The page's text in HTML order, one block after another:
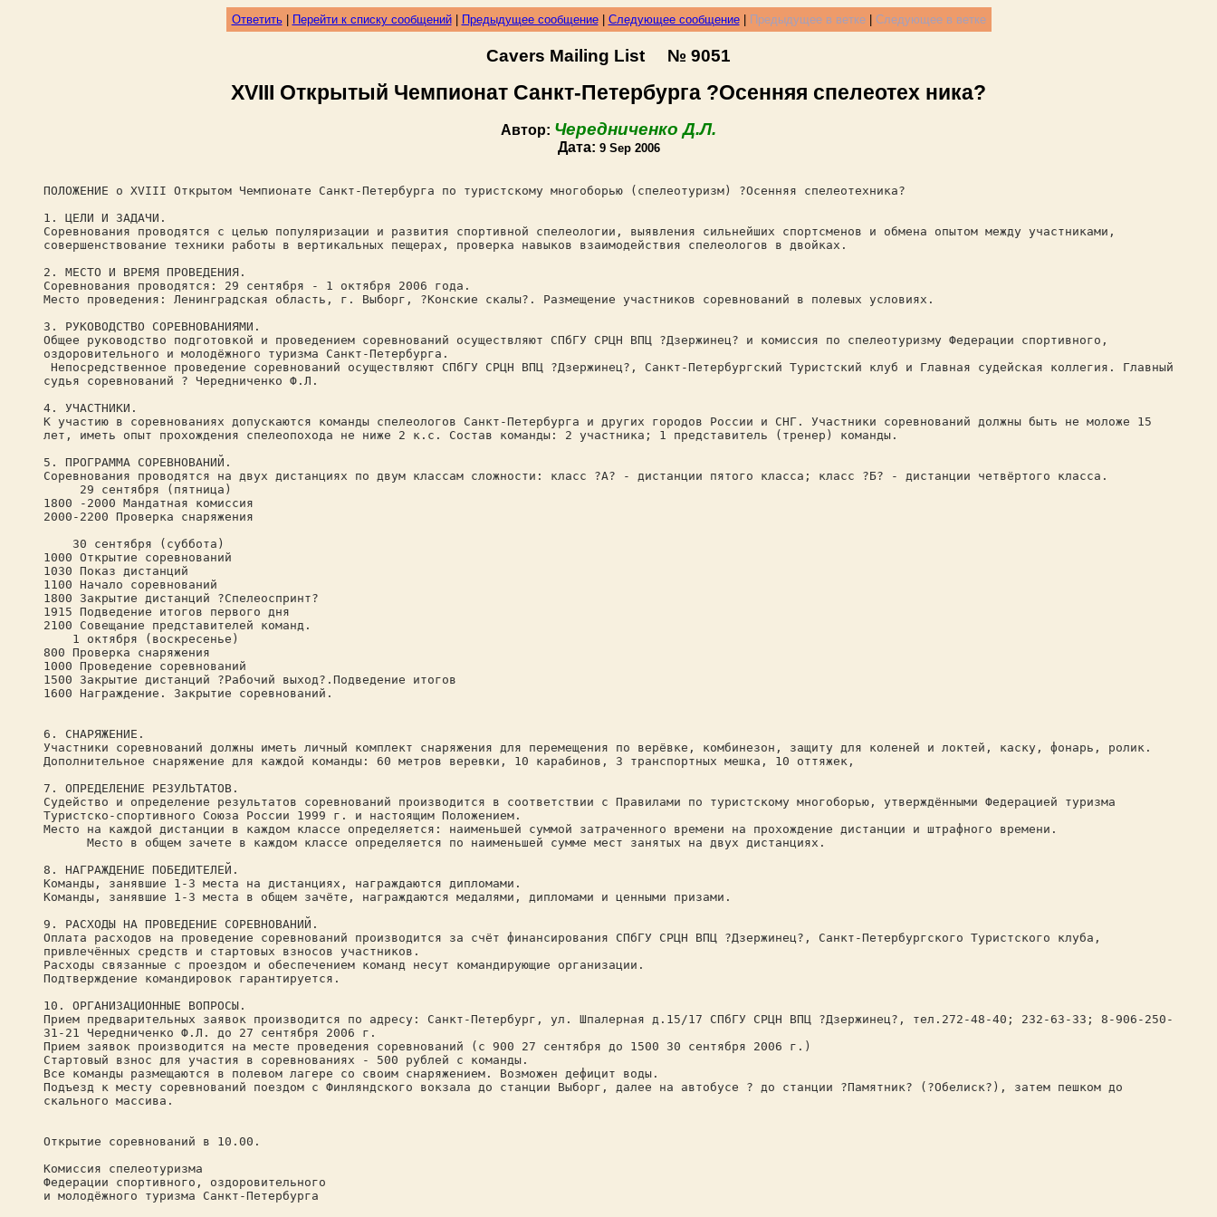
Ответить| Перейти к списку сообщений| Предыдущее сообщение| Следующее сообщение| Предыдущее в ветке| Следующее в ветке
Cavers Mailing List № 9051
XVIII Открытый Чемпионат Санкт-Петербурга ?Осенняя спелеотех ника?
Автор: Чередниченко Д.Л.
Дата: 9 Sep 2006
ПОЛОЖЕНИЕ о XVIII Открытом Чемпионате Санкт-Петербурга по туристскому многоборью (спелеотуризм) ?Осенняя спелеотехника?
1. ЦЕЛИ И ЗАДАЧИ.
Соревнования проводятся с целью популяризации и развития спортивной спелеологии, выявления сильнейших спортсменов и обмена опытом между участниками,
совершенствование техники работы в вертикальных пещерах, проверка навыков взаимодействия спелеологов в двойках.
2. МЕСТО И ВРЕМЯ ПРОВЕДЕНИЯ.
Соревнования проводятся: 29 сентября - 1 октября 2006 года.
Место проведения: Ленинградская область, г. Выборг, ?Конские скалы?. Размещение участников соревнований в полевых условиях.
3. РУКОВОДСТВО СОРЕВНОВАНИЯМИ.
Общее руководство подготовкой и проведением соревнований осуществляют СПбГУ СРЦН ВПЦ ?Дзержинец? и комиссия по спелеотуризму Федерации спортивного,
оздоровительного и молодёжного туризма Санкт-Петербурга.
Непосредственное проведение соревнований осуществляют СПбГУ СРЦН ВПЦ ?Дзержинец?, Санкт-Петербургский Туристский клуб и Главная судейская коллегия. Главный
судья соревнований ? Чередниченко Ф.Л.
4. УЧАСТНИКИ.
К участию в соревнованиях допускаются команды спелеологов Санкт-Петербурга и других городов России и СНГ. Участники соревнований должны быть не моложе 15
лет, иметь опыт прохождения спелеопохода не ниже 2 к.с. Состав команды: 2 участника; 1 представитель (тренер) команды.
5. ПРОГРАММА СОРЕВНОВАНИЙ.
Соревнования проводятся на двух дистанциях по двум классам сложности: класс ?А? - дистанции пятого класса; класс ?Б? - дистанции четвёртого класса.
29 сентября (пятница)
1800 -2000 Мандатная комиссия
2000-2200 Проверка снаряжения
30 сентября (суббота)
1000 Открытие соревнований
1030 Показ дистанций
1100 Начало соревнований
1800 Закрытие дистанций ?Спелеоспринт?
1915 Подведение итогов первого дня
2100 Совещание представителей команд.
1 октября (воскресенье)
800 Проверка снаряжения
1000 Проведение соревнований
1500 Закрытие дистанций ?Рабочий выход?.Подведение итогов
1600 Награждение. Закрытие соревнований.
6. СНАРЯЖЕНИЕ.
Участники соревнований должны иметь личный комплект снаряжения для перемещения по верёвке, комбинезон, защиту для коленей и локтей, каску, фонарь, ролик.
Дополнительное снаряжение для каждой команды: 60 метров веревки, 10 карабинов, 3 транспортных мешка, 10 оттяжек,
7. ОПРЕДЕЛЕНИЕ РЕЗУЛЬТАТОВ.
Судейство и определение результатов соревнований производится в соответствии с Правилами по туристскому многоборью, утверждёнными Федерацией туризма
Туристско-спортивного Союза России 1999 г. и настоящим Положением.
Место на каждой дистанции в каждом классе определяется: наименьшей суммой затраченного времени на прохождение дистанции и штрафного времени.
Место в общем зачете в каждом классе определяется по наименьшей сумме мест занятых на двух дистанциях.
8. НАГРАЖДЕНИЕ ПОБЕДИТЕЛЕЙ.
Команды, занявшие 1-3 места на дистанциях, награждаются дипломами.
Команды, занявшие 1-3 места в общем зачёте, награждаются медалями, дипломами и ценными призами.
9. РАСХОДЫ НА ПРОВЕДЕНИЕ СОРЕВНОВАНИЙ.
Оплата расходов на проведение соревнований производится за счёт финансирования СПбГУ СРЦН ВПЦ ?Дзержинец?, Санкт-Петербургского Туристского клуба,
привлечённых средств и стартовых взносов участников.
Расходы связанные с проездом и обеспечением команд несут командирующие организации.
Подтверждение командировок гарантируется.
10. ОРГАНИЗАЦИОННЫЕ ВОПРОСЫ.
Прием предварительных заявок производится по адресу: Санкт-Петербург, ул. Шпалерная д.15/17 СПбГУ СРЦН ВПЦ ?Дзержинец?, тел.272-48-40; 232-63-33; 8-906-250-
31-21 Чередниченко Ф.Л. до 27 сентября 2006 г.
Прием заявок производится на месте проведения соревнований (с 900 27 сентября до 1500 30 сентября 2006 г.)
Стартовый взнос для участия в соревнованиях - 500 рублей с команды.
Все команды размещаются в полевом лагере со своим снаряжением. Возможен дефицит воды.
Подъезд к месту соревнований поездом с Финляндского вокзала до станции Выборг, далее на автобусе ? до станции ?Памятник? (?Обелиск?), затем пешком до
скального массива.
Открытие соревнований в 10.00.
Комиссия спелеотуризма
Федерации спортивного, оздоровительного
и молодёжного туризма Санкт-Петербурга